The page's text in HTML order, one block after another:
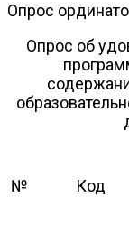
Опрос
Опрос об
№ Код